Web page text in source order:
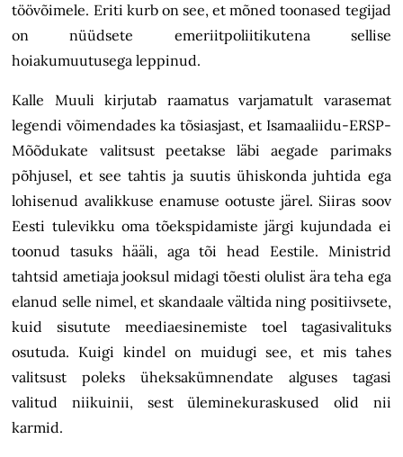
töövõimele. Eriti kurb on see, et mõned toonased tegijad
on nüüdsete emeriitpoliitikutena sellise
hoiakumuutusega leppinud.
Kalle Muuli kirjutab raamatus varjamatult varasemat
legendi võimendades ka tõsiasjast, et Isamaaliidu-ERSP-
Mõõdukate valitsust peetakse läbi aegade parimaks
põhjusel, et see tahtis ja suutis ühiskonda juhtida ega
lohisenud avalikkuse enamuse ootuste järel. Siiras soov
Eesti tulevikku oma tõekspidamiste järgi kujundada ei
toonud tasuks hääli, aga tõi head Eestile. Ministrid
tahtsid ametiaja jooksul midagi tõesti olulist ära teha ega
elanud selle nimel, et skandaale vältida ning positiivsete,
kuid sisutute meediaesinemiste toel tagasivalituks
osutuda. Kuigi kindel on muidugi see, et mis tahes
valitsust poleks üheksakümnendate alguses tagasi
valitud niikuinii, sest üleminekuraskused olid nii
karmid.